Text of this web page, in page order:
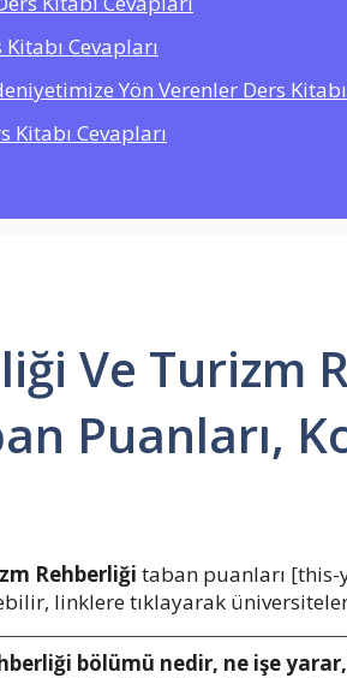
Kitabı Cevapları
Yön Verenler Ders
Kitabı Cevapları
Ve Turizm
Puanları,
Rehberliği taban puanları [this-
linklere tıklayarak
bölümü nedir, ne işe